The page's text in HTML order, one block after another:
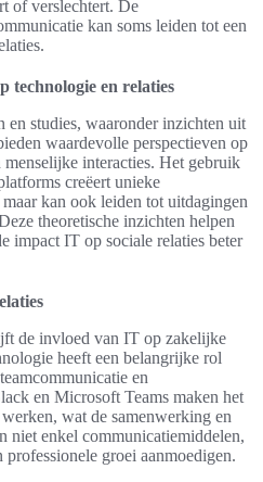
of verslechtert. De
kan soms leiden tot een
technologie en relaties
en studies, waaronder inzichten uit
waardevolle perspectieven op
menselijke interacties. Het gebruik
creëert unieke
kan ook leiden tot uitdagingen
theoretische inzichten helpen
impact IT op sociale relaties beter
de invloed van IT op zakelijke
heeft een belangrijke rol
en
en Microsoft Teams maken het
wat de samenwerking en
enkel communicatiemiddelen,
groei aanmoedigen.